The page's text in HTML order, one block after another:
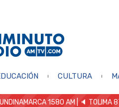
CULTURA
1580 AM | 🔈 TOLIMA